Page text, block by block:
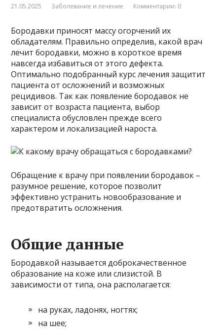
21.05.2025 Заболевание и лечение Комментарии: 0
Бородавки приносят массу огорчений их
обладателям. Правильно определив, какой врач
лечит бородавки, можно в короткое время
навсегда избавиться от этого дефекта.
Оптимально подобранный курс лечения защитит
пациента от осложнений и возможных
рецидивов. Так как появление бородавок не
зависит от возраста пациента, выбор
специалиста обусловлен прежде всего
характером и локализацией нароста.
Обращение к врачу при появлении бородавок –
разумное решение, которое позволит
эффективно устранить новообразование и
предотвратить осложнения.
Общие данные
Бородавкой называется доброкачественное
образование на коже или слизистой. В
зависимости от типа, она располагается:
на руках, ладонях, ногтях;
на шее;